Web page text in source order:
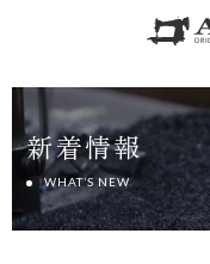
新着情報
WHAT’S NEW